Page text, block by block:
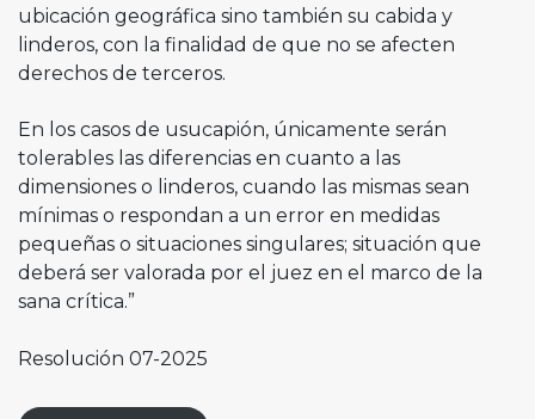
ubicación geográfica sino también su cabida y
linderos, con la finalidad de que no se afecten
derechos de terceros.
En los casos de usucapión, únicamente serán
tolerables las diferencias en cuanto a las
dimensiones o linderos, cuando las mismas sean
mínimas o respondan a un error en medidas
pequeñas o situaciones singulares; situación que
deberá ser valorada por el juez en el marco de la
sana crítica.”
Resolución 07-2025